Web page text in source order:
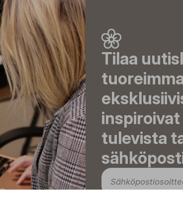
Tilaa
tulevista